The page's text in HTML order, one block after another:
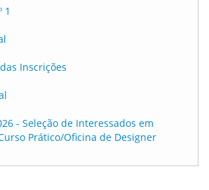
1
Inscrições
- Seleção de Interessados em
Prático/Oficina de Designer